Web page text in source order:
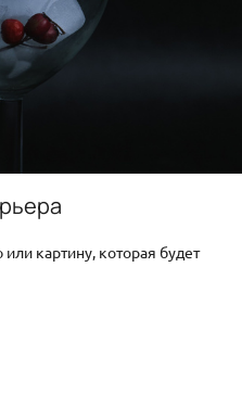
картину, которая будет